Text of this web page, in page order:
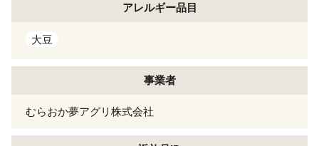
アレルギー品目
大豆
事業者
むらおか夢アグリ株式会社